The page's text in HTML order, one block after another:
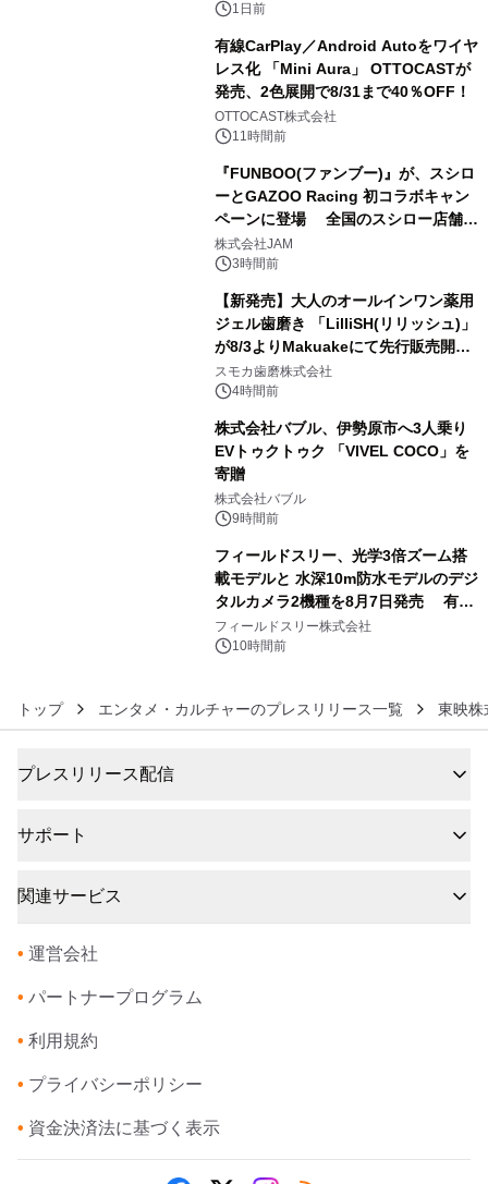
1日前
有線CarPlay／Android Autoをワイヤ
レス化 「Mini Aura」 OTTOCASTが
発売、2色展開で8/31まで40％OFF！
OTTOCAST株式会社
11時間前
『FUNBOO(ファンブー)』が、スシロ
ーとGAZOO Racing 初コラボキャン
ペーンに登場 全国のスシロー店舗で
GR 4車種の FUNBOO(ミニカー)付き
メニューが展開されます
株式会社JAM
3時間前
【新発売】大人のオールインワン薬用
ジェル歯磨き 「LilliSH(リリッシュ)」
が8/3よりMakuakeにて先行販売開
始！
スモカ歯磨株式会社
4時間前
株式会社バブル、伊勢原市へ3人乗り
EVトゥクトゥク 「VIVEL COCO」を
寄贈
株式会社バブル
9時間前
フィールドスリー、光学3倍ズーム搭
載モデルと 水深10m防水モデルのデジ
タルカメラ2機種を8月7日発売 有効
約1300万画素、用途別に選べるコンデ
ジ新登場
フィールドスリー株式会社
10時間前
トップ エンタメ・カルチャーのプレスリリース一覧 東映株
プレスリリース配信
サポート
関連サービス
• 運営会社
• パートナープログラム
• 利用規約
• プライバシーポリシー
• 資金決済法に基づく表示